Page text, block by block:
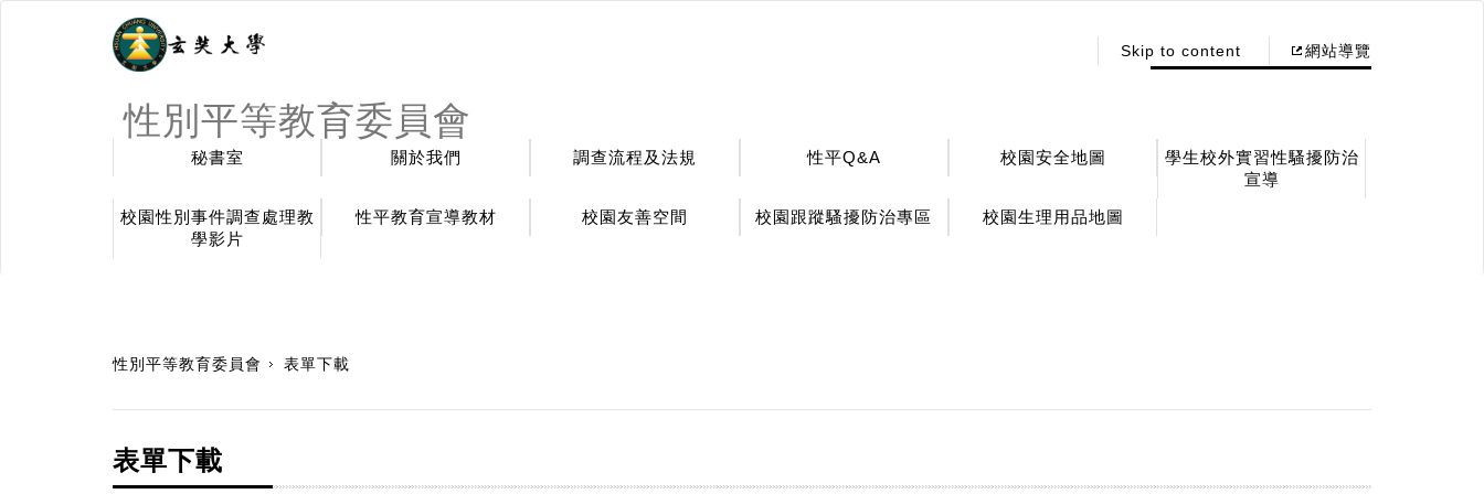
性別平等教育委員會
Skip to content 網站導覽
秘書室 關於我們 調查流程及法規 性平Q&A 校園安全地圖
學生校外實習性騷擾防治
宣導
校園性別事件調查處理教
學影片
性平教育宣導教材 校園友善空間 校園跟蹤騷擾防治專區 校園生理用品地圖
性別平等教育委員會 表單下載
表單下載